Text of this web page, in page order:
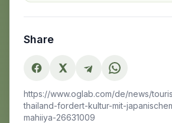
Share
https://www.oglab.com/de/news/
thailand-fordert-kultur-mit-
mahiiya-26631009